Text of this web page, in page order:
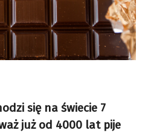
się na świecie 7
już od 4000 lat pije